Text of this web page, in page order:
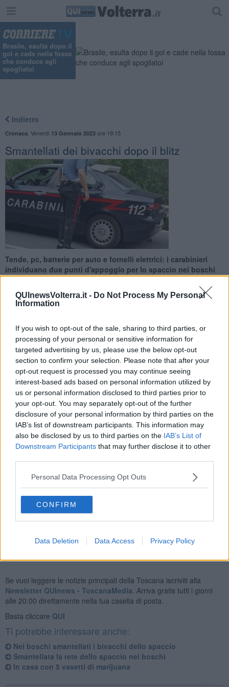
QUInewsVolterra.it - Do Not Process My Personal
Information
If you wish to opt-out of the sale, sharing to third parties, or
processing of your personal or sensitive information for
targeted advertising by us, please use the below opt-out
section to confirm your selection. Please note that after your
opt-out request is processed you may continue seeing
interest-based ads based on personal information utilized by
us or personal information disclosed to third parties prior to
your opt-out. You may separately opt-out of the further
disclosure of your personal information by third parties on the
IAB’s list of downstream participants. This information may
also be disclosed by us to third parties on the IAB’s List of
Downstream Participants that may further disclose it to other
Personal Data Processing Opt Outs
CONFIRM
Data Deletion Data Access Privacy Policy
Brasile, esulta dopo il
gol e cade nella fossa
che conduce agli
spogliatoi
Indietro
Cronaca Venerdì 13 Gennaio 2023ore 19:15
Smantellati dei bivacchi dopo il blitz
Tende, pc, batterie per auto e fornelli elettrici: i carabinieri
individuano due punti d'appoggio per lo spaccio nei boschi
del territorio
CASTELLINA MARITTIMA —Un controllo approfondito dei
carabinieri delle Stazioni di Riparbella e Guardistallo ha portato allo
smantellamento di due bivacchi, utilizzati con tutta probabilità da
spacciatori, individuati nelle aree boschive diCastellina Marittima
Montescudaio.
I militari, che da tempo stanno portando avanti i controlli nei boschi
del territorio, avevano già individuato le due zone, dove erano stati
sorpresi assuntori di stupefacenti, poi segnalati al
Prefetto
campeggio, batterie di auto utili a ricaricare telefonini e computer,
vestiti, sacchi a pelo, fornellini elettrici e lampade a batteria.
L’area è stata quindi bonificata e il materiale consegnato al
di smaltimento dei rifiuti.
Se vuoi leggere le notizie principali della Toscana iscriviti alla
Newsletter QUInews - ToscanaMedia. Arriva gratis tutti i giorni
alle 20:00 direttamente nella tua casella di posta.
Basta cliccare QUI
Ti potrebbe interessare anche:
Nei boschi smantellati i bivacchi dello spaccio
Smantellata la rete dello spaccio nei boschi
In casa con 5 vasetti di marijuana